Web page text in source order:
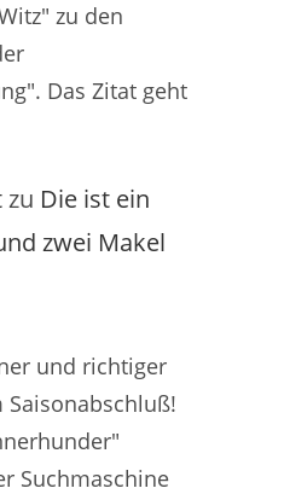
zu den
Das Zitat geht
zu Die ist ein
zwei Makel
und richtiger
Suchmaschine